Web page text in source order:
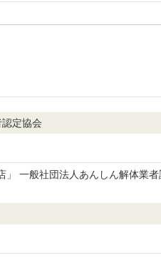
定協会
」 一般社団法人あんしん解体業